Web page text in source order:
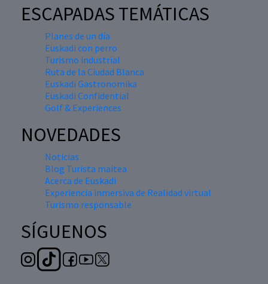
ESCAPADAS TEMÁTICAS
Planes de un día
Euskadi con perro
Turismo industrial
Ruta de la Ciudad Blanca
Euskadi Gastronomika
Euskadi Confidential
Golf & Experiences
NOVEDADES
Noticias
Blog Turista maitea
Acerca de Euskadi
Experiencia inmersiva de Realidad virtual
Turismo responsable
SÍGUENOS